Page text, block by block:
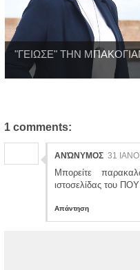
"ΓΕΙΩΣΕ" ΤΗΝ
1 comments:
ΑΝΏΝΥΜΟΣ 31
Μπορείτε
ιστοσελίδας του
Απάντηση